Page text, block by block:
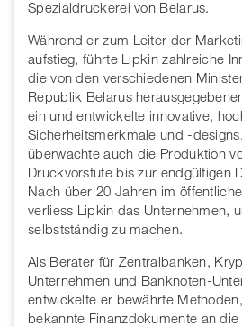
Spezialdruckerei von Belarus.
Während er zum Leiter der
aufstieg, führte Lipkin zahlreiche
die von den verschiedenen
Republik Belarus
ein und entwickelte innovative,
Sicherheitsmerkmale und -
überwachte auch die Produktion
Druckvorstufe bis zur endgültigen
Nach über 20 Jahren im
verliess Lipkin das Unternehmen,
selbstständig zu machen.
Als Berater für Zentralbanken,
Unternehmen und Banknoten-
entwickelte er bewährte
bekannte Finanzdokumente an